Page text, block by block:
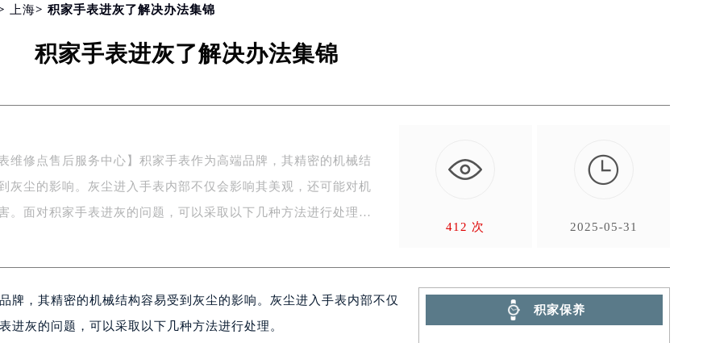
字楼W3座6层602室（需提前预约）
楼2座37层3705室（需提前预约）
楼1号楼18层1803室（需提前预约）
写字楼1号楼16层1604室（需提前预约）
中心东塔写字楼（华润万象城）17层1706室（需提前预约）
中心写字楼8层805室（需提前预约）
易中心写字楼A座13层1304室（需提前预约）
上海> 积家手表进灰了解决办法集锦
积家手表进灰了解决办法集锦
表维修点售后服务中心】积家手表作为高端品牌，其精密的机械结
灰尘的影响。灰尘进入手表内部不仅会影响其美观，还可能对机
。面对积家手表进灰的问题，可以采取以下几种方法进行处理。
412 次

2025-05-31
牌，其精密的机械结构容易受到灰尘的影响。灰尘进入手表内部不仅
进灰的问题，可以采取以下几种方法进行处理。
积家保养